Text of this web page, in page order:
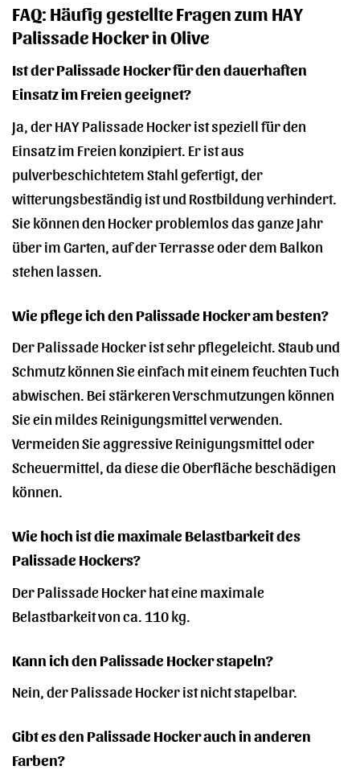
FAQ: Häufig gestellte Fragen zum HAY
Palissade Hocker in Olive
Ist der Palissade Hocker für den dauerhaften
Einsatz im Freien geeignet?
Ja, der HAY Palissade Hocker ist speziell für den
Einsatz im Freien konzipiert. Er ist aus
pulverbeschichtetem Stahl gefertigt, der
witterungsbeständig ist und Rostbildung verhindert.
Sie können den Hocker problemlos das ganze Jahr
über im Garten, auf der Terrasse oder dem Balkon
stehen lassen.
Wie pflege ich den Palissade Hocker am besten?
Der Palissade Hocker ist sehr pflegeleicht. Staub und
Schmutz können Sie einfach mit einem feuchten Tuch
abwischen. Bei stärkeren Verschmutzungen können
Sie ein mildes Reinigungsmittel verwenden.
Vermeiden Sie aggressive Reinigungsmittel oder
Scheuermittel, da diese die Oberfläche beschädigen
können.
Wie hoch ist die maximale Belastbarkeit des
Palissade Hockers?
Der Palissade Hocker hat eine maximale
Belastbarkeit von ca. 110 kg.
Kann ich den Palissade Hocker stapeln?
Nein, der Palissade Hocker ist nicht stapelbar.
Gibt es den Palissade Hocker auch in anderen
Farben?